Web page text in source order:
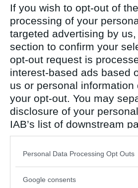
If you wish to opt-out of
processing of your
targeted advertising by
section to confirm your
opt-out request is
interest-based ads based
us or personal
your opt-out. You may
disclosure of your
IAB’s list of downstream
also be disclosed by us
Downstream Participants
Please note that this
Personal Data Processing Opt Outs
Google consents
Antal inlägg:
33199
kommer sol.
- Ej medlem längre
Antal inlägg:
4429
Att det verkar finnas ett
det nu inte är så att jag är
kylskåpet från igår kväll.